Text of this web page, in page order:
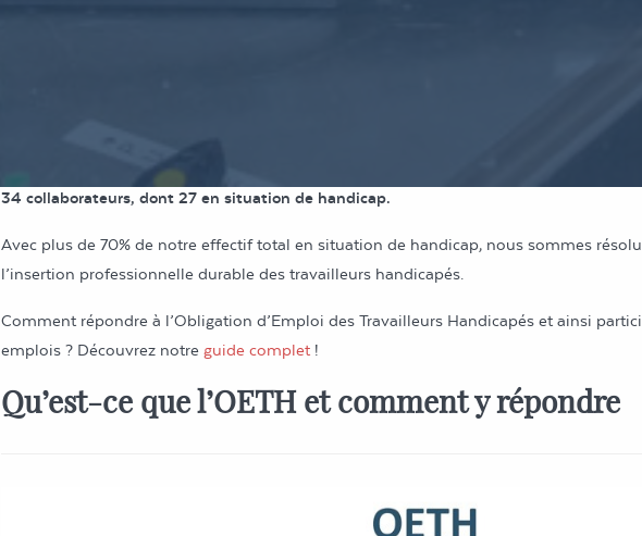
Chez APF Entreprises 34, elles ont été 79% parmi nos recrutements : en 2021, nous
34 collaborateurs, dont 27 en situation de handicap.
Avec plus de 70% de notre effectif total en situation de handicap, nous sommes
l’insertion professionnelle durable des travailleurs handicapés.
Comment répondre à l’Obligation d’Emploi des Travailleurs Handicapés et ainsi
emplois ? Découvrez notre guide complet !
Qu’est-ce que l’OETH et comment y répondre